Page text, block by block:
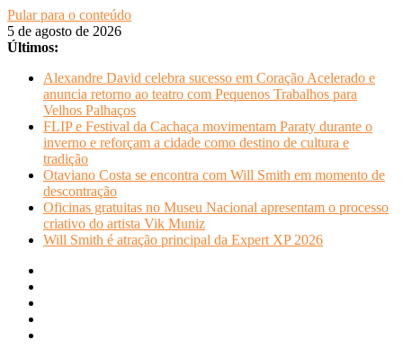
Pular para o conteúdo
5 de agosto de 2026
Últimos:
Alexandre David celebra sucesso em Coração Acelerado e
anuncia retorno ao teatro com Pequenos Trabalhos para
Velhos Palhaços
FLIP e Festival da Cachaça movimentam Paraty durante o
inverno e reforçam a cidade como destino de cultura e
tradição
Otaviano Costa se encontra com Will Smith em momento de
descontração
Oficinas gratuitas no Museu Nacional apresentam o processo
criativo do artista Vik Muniz
Will Smith é atração principal da Expert XP 2026